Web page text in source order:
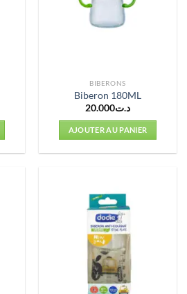
BIBERONS
Biberon 180ML
د.ت20.000
AJOUTER AU PANIER